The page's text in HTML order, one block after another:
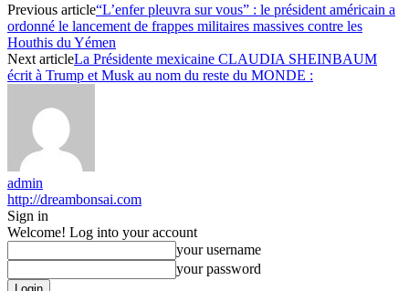
Previous article“L’enfer pleuvra sur vous” : le président américain a
ordonné le lancement de frappes militaires massives contre les
Houthis du Yémen
Next articleLa Présidente mexicaine CLAUDIA SHEINBAUM
écrit à Trump et Musk au nom du reste du MONDE :
admin
http://dreambonsai.com
Sign in
Welcome! Log into your account
your username
your password